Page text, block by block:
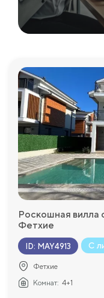
Роскошная вилла
Фетхие
ID: MAY4913 С
Фетхие
Комнат: 4+1